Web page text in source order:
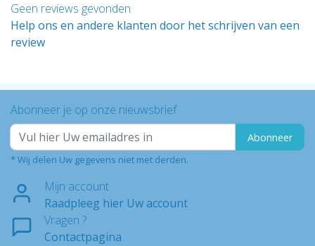
Geen reviews gevonden
Help ons en andere klanten door het schrijven van een
review
Abonneer je op onze nieuwsbrief
Abonneer
* Wij delen Uw gegevens niet met derden.
Mijn account
Raadpleeg hier Uw account
Vragen ?
Contactpagina